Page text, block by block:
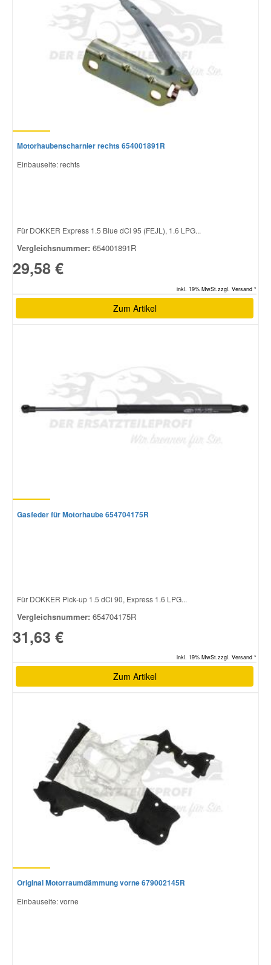
Motorhaubenscharnier rechts 654001891R
Einbauseite: rechts
Für DOKKER Express 1.5 Blue dCi 95 (FEJL), 1.6 LPG...
Vergleichsnummer: 654001891R
29,58 €
inkl. 19% MwSt.zzgl. Versand *
Zum Artikel
Gasfeder für Motorhaube 654704175R
Für DOKKER Pick-up 1.5 dCi 90, Express 1.6 LPG...
Vergleichsnummer: 654704175R
31,63 €
inkl. 19% MwSt.zzgl. Versand *
Zum Artikel
Original Motorraumdämmung vorne 679002145R
Einbauseite: vorne
Vauxhall Ersatzteile
Volvo Ersatzteile